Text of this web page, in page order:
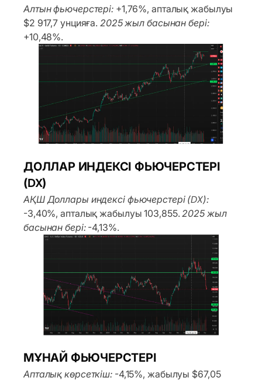
Алтын фьючерстері:+1,76%, апталық жабылуы
$2 917,7 унцияға. 2025 жыл басынан бері:
+10,48%.
ДОЛЛАР ИНДЕКСІ ФЬЮЧЕРСТЕРІ
(DX)
АҚШ Доллары индексі фьючерстері (DX):
-3,40%, апталық жабылуы 103,855.2025 жыл
басынан бері:-4,13%.
МҰНАЙ ФЬЮЧЕРСТЕРІ
Апталық көрсеткіш:-4,15%, жабылуы $67,05